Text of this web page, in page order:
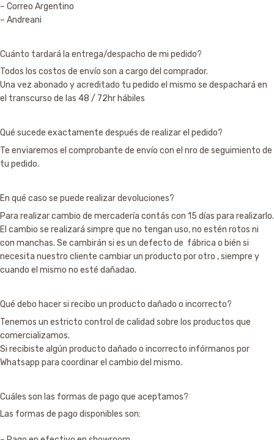
– Correo Argentino
– Andreani
Cuánto tardará la entrega/despacho de mi pedido?
Todos los costos de envío son a cargo del comprador.
Una vez abonado y acreditado tu pedido el mismo se despachará en
el transcurso de las 48 / 72hr hábiles
Qué sucede exactamente después de realizar el pedido?
Te enviaremos el comprobante de envío con el nro de seguimiento de
tu pedido.
En qué caso se puede realizar devoluciones?
Para realizar cambio de mercadería contás con 15 días para realizarlo.
El cambio se realizará simpre que no tengan uso, no estén rotos ni
con manchas. Se cambirán si es un defecto de fábrica o bién si
necesita nuestro cliente cambiar un producto por otro , siempre y
cuando el mismo no esté dañadao.
Qué debo hacer si recibo un producto dañado o incorrecto?
Tenemos un estricto control de calidad sobre los productos que
comercializamos.
Si recibiste algún producto dañado o incorrecto infórmanos por
Whatsapp para coordinar el cambio del mismo.
Cuáles son las formas de pago que aceptamos?
Las formas de pago disponibles son: